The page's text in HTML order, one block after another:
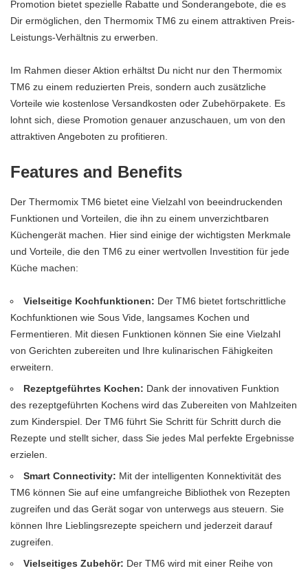
Promotion bietet spezielle Rabatte und Sonderangebote, die es
Dir ermöglichen, den Thermomix TM6 zu einem attraktiven Preis-
Leistungs-Verhältnis zu erwerben.
Im Rahmen dieser Aktion erhältst Du nicht nur den Thermomix
TM6 zu einem reduzierten Preis, sondern auch zusätzliche
Vorteile wie kostenlose Versandkosten oder Zubehörpakete. Es
lohnt sich, diese Promotion genauer anzuschauen, um von den
attraktiven Angeboten zu profitieren.
Features and Benefits
Der Thermomix TM6 bietet eine Vielzahl von beeindruckenden
Funktionen und Vorteilen, die ihn zu einem unverzichtbaren
Küchengerät machen. Hier sind einige der wichtigsten Merkmale
und Vorteile, die den TM6 zu einer wertvollen Investition für jede
Küche machen:
Vielseitige Kochfunktionen: Der TM6 bietet fortschrittliche
Kochfunktionen wie Sous Vide, langsames Kochen und
Fermentieren. Mit diesen Funktionen können Sie eine Vielzahl
von Gerichten zubereiten und Ihre kulinarischen Fähigkeiten
erweitern.
Rezeptgeführtes Kochen: Dank der innovativen Funktion
des rezeptgeführten Kochens wird das Zubereiten von Mahlzeiten
zum Kinderspiel. Der TM6 führt Sie Schritt für Schritt durch die
Rezepte und stellt sicher, dass Sie jedes Mal perfekte Ergebnisse
erzielen.
Smart Connectivity: Mit der intelligenten Konnektivität des
TM6 können Sie auf eine umfangreiche Bibliothek von Rezepten
zugreifen und das Gerät sogar von unterwegs aus steuern. Sie
können Ihre Lieblingsrezepte speichern und jederzeit darauf
zugreifen.
Vielseitiges Zubehör: Der TM6 wird mit einer Reihe von